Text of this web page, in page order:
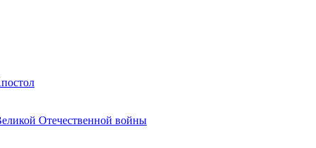
Отечественной войны